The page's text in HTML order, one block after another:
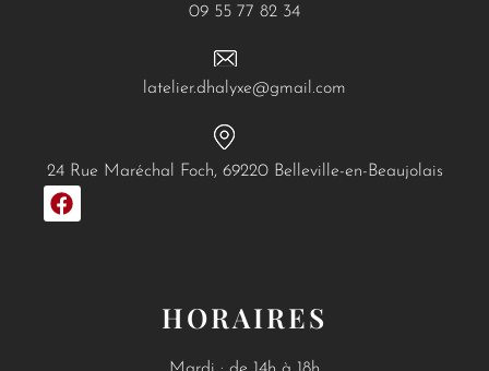
09 55 77 82 34
latelier.dhalyxe@gmail.com
24 Rue Maréchal Foch, 69220 Belleville-en-Beaujolais
F
a
HORAIRES